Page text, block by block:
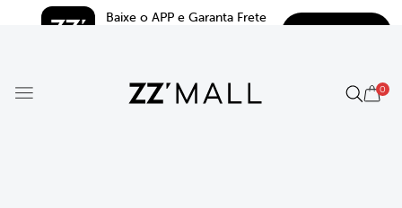
Baixe o APP e Garanta Frete
0